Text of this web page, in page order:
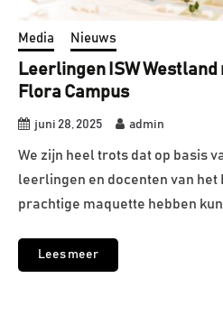
Media Nieuws
Leerlingen ISW
Flora Campus
juni 28, 2025 admin
We zijn heel trots dat op basis
leerlingen en docenten van het
prachtige maquette hebben
Lees meer